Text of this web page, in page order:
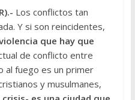
Los conflictos tan
Y si son reincidentes,
que hay que
de conflicto entre
al fuego es un primer
y musulmanes,